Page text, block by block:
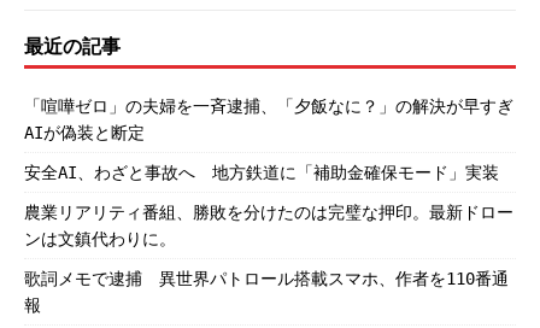
最近の記事
「喧嘩ゼロ」の夫婦を一斉逮捕、「夕飯なに？」の解決が早すぎ
AIが偽装と断定
安全AI、わざと事故へ 地方鉄道に「補助金確保モード」実装
農業リアリティ番組、勝敗を分けたのは完璧な押印。最新ドロー
ンは文鎮代わりに。
歌詞メモで逮捕 異世界パトロール搭載スマホ、作者を110番通
報